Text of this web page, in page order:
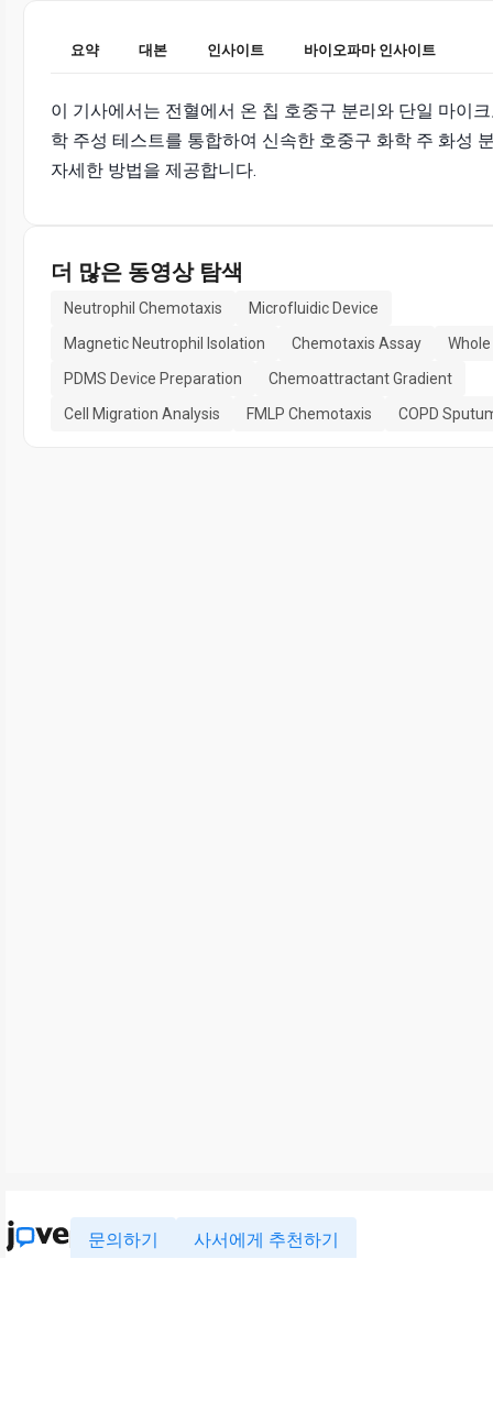
요약 대본 인사이트 바이오파마 인사이트
이 기사에서는 전혈에서 온 칩 호중구 분리와 단일 마이
학 주성 테스트를 통합하여 신속한 호중구 화학 주 화성
자세한 방법을 제공합니다.
더 많은 동영상 탐색
Neutrophil Chemotaxis
Microfluidic Device
Magnetic Neutrophil Isolation
Chemotaxis Assay
PDMS Device Preparation
Chemoattractant Gradient
Cell Migration Analysis
FMLP Chemotaxis COPD
문의하기 사서에게 추천하기